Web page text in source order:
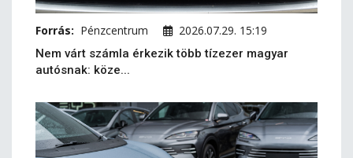
Forrás: Pénzcentrum 2026.07.29. 15:19
Nem várt számla érkezik több tízezer magyar
autósnak: köze...